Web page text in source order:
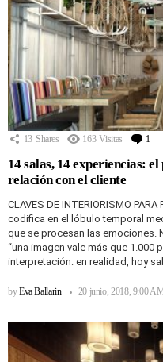
13 Shares 163 Visitas 1
14 salas, 14 experiencias:
relación con el cliente
CLAVES DE INTERIORISMO
codifica en el lóbulo temporal
que se procesan las emociones.
“una imagen vale más que 1.000
interpretación: en realidad, hoy
byEva Ballarin 20 junio, 2018, 9:00